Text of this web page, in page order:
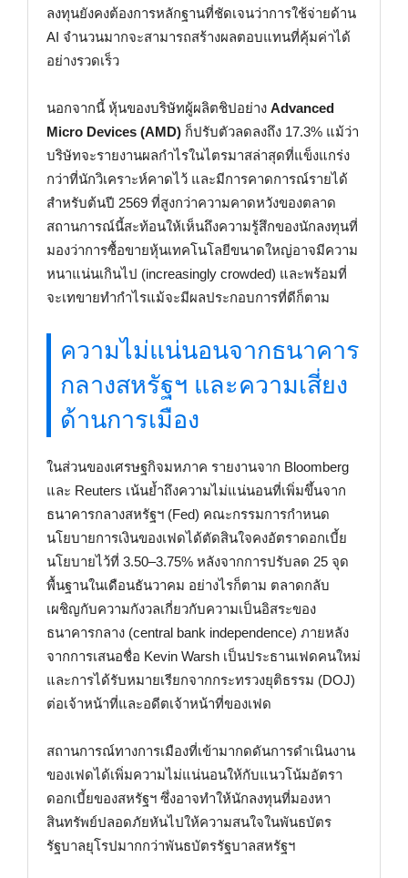
ลงทุนยังคงต้องการหลักฐานที่ชัดเจนว่าการใช้จ่ายด้าน
AI จำนวนมากจะสามารถสร้างผลตอบแทนที่คุ้มค่าได้
อย่างรวดเร็ว
นอกจากนี้ หุ้นของบริษัทผู้ผลิตชิปอย่าง Advanced
Micro Devices (AMD) ก็ปรับตัวลดลงถึง 17.3% แม้ว่า
บริษัทจะรายงานผลกำไรในไตรมาสล่าสุดที่แข็งแกร่ง
กว่าที่นักวิเคราะห์คาดไว้ และมีการคาดการณ์รายได้
สำหรับต้นปี 2569 ที่สูงกว่าความคาดหวังของตลาด
สถานการณ์นี้สะท้อนให้เห็นถึงความรู้สึกของนักลงทุนที่
มองว่าการซื้อขายหุ้นเทคโนโลยีขนาดใหญ่อาจมีความ
หนาแน่นเกินไป (increasingly crowded) และพร้อมที่
จะเทขายทำกำไรแม้จะมีผลประกอบการที่ดีก็ตาม
ความไม่แน่นอนจากธนาคาร
กลางสหรัฐฯ และความเสี่ยง
ด้านการเมือง
ในส่วนของเศรษฐกิจมหภาค รายงานจาก Bloomberg
และ Reuters เน้นย้ำถึงความไม่แน่นอนที่เพิ่มขึ้นจาก
ธนาคารกลางสหรัฐฯ (Fed) คณะกรรมการกำหนด
นโยบายการเงินของเฟดได้ตัดสินใจคงอัตราดอกเบี้ย
นโยบายไว้ที่ 3.50–3.75% หลังจากการปรับลด 25 จุด
พื้นฐานในเดือนธันวาคม อย่างไรก็ตาม ตลาดกลับ
เผชิญกับความกังวลเกี่ยวกับความเป็นอิสระของ
ธนาคารกลาง (central bank independence) ภายหลัง
จากการเสนอชื่อ Kevin Warsh เป็นประธานเฟดคนใหม่
และการได้รับหมายเรียกจากกระทรวงยุติธรรม (DOJ)
ต่อเจ้าหน้าที่และอดีตเจ้าหน้าที่ของเฟด
สถานการณ์ทางการเมืองที่เข้ามากดดันการดำเนินงาน
ของเฟดได้เพิ่มความไม่แน่นอนให้กับแนวโน้มอัตรา
ดอกเบี้ยของสหรัฐฯ ซึ่งอาจทำให้นักลงทุนที่มองหา
สินทรัพย์ปลอดภัยหันไปให้ความสนใจในพันธบัตร
รัฐบาลยุโรปมากกว่าพันธบัตรรัฐบาลสหรัฐฯ